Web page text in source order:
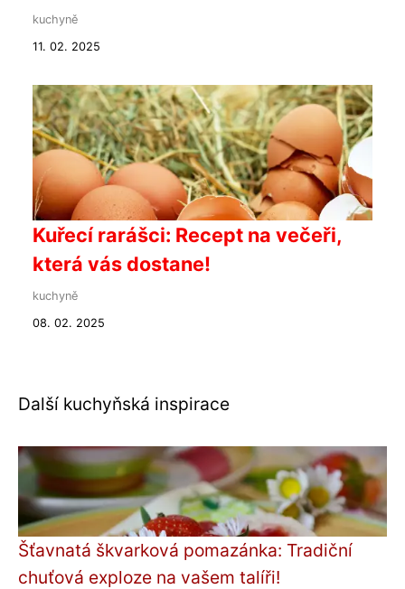
kuchyně
11. 02. 2025
Kuřecí rarášci: Recept na večeři,
která vás dostane!
kuchyně
08. 02. 2025
Další kuchyňská inspirace
Šťavnatá škvarková pomazánka: Tradiční
chuťová exploze na vašem talíři!